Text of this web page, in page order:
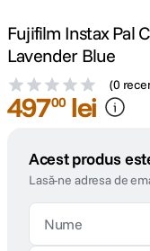
Fujifilm Instax Pal
Lavender Blue
(0
49700 lei
Acest produs
Lasă-ne adresa de